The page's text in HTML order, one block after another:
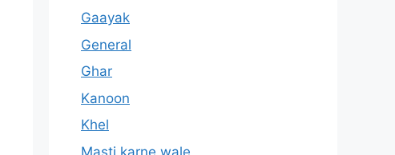
Gaayak
General
Ghar
Kanoon
Khel
Masti karne wale